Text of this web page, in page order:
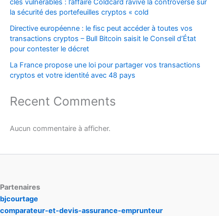
clés vulnérables : l’affaire Coldcard ravive la controverse sur
la sécurité des portefeuilles cryptos « cold
Directive européenne : le fisc peut accéder à toutes vos
transactions cryptos – Bull Bitcoin saisit le Conseil d’État
pour contester le décret
La France propose une loi pour partager vos transactions
cryptos et votre identité avec 48 pays
Recent Comments
Aucun commentaire à afficher.
Partenaires
bjcourtage
comparateur-et-devis-assurance-emprunteur